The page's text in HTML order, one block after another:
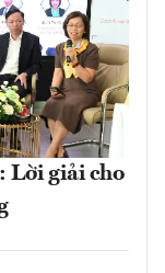
Lời giải cho